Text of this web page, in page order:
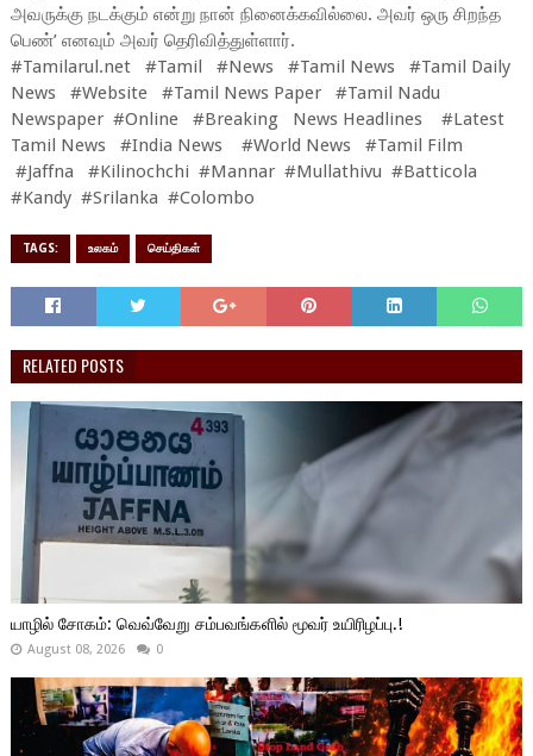
அவருக்கு நடக்கும் என்று நான் நினைக்கவில்லை. அவர் ஒரு சிறந்த
பெண்’ எனவும் அவர் தெரிவித்துள்ளார்.
#Tamilarul.net #Tamil #News #Tamil News #Tamil Daily
News #Website #Tamil News Paper #Tamil Nadu
Newspaper #Online #Breaking News Headlines #Latest
Tamil News #India News #World News #Tamil Film
#Jaffna #Kilinochchi #Mannar #Mullathivu #Batticola
#Kandy #Srilanka #Colombo
TAGS: உலகம் செய்திகள்
RELATED POSTS
யாழில் சோகம்: வெவ்வேறு சம்பவங்களில் மூவர் உயிரிழப்பு.!
August 08, 2026 0